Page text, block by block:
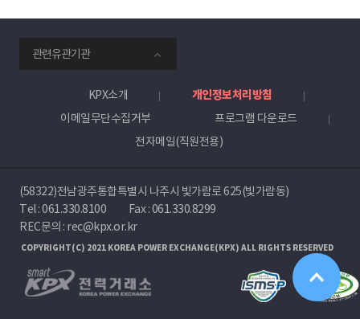
겨
주
세
요
관련유관기관
KPX소개
개인정보처리방침
이메일무단수집거부
프로그램 다운로드
전자메일(직원전용)
(58322)전남광주통합특별시 나주시 빛가람로 625(빛가람동)
Tel :061.330.8100
Fax : 061.330.8299
REC문의 : rec@kpx.or.kr
COPYRIGHT(C) 2021 KOREA POWER EXCHANGE(KPX) ALL RIGHTS RESERVED